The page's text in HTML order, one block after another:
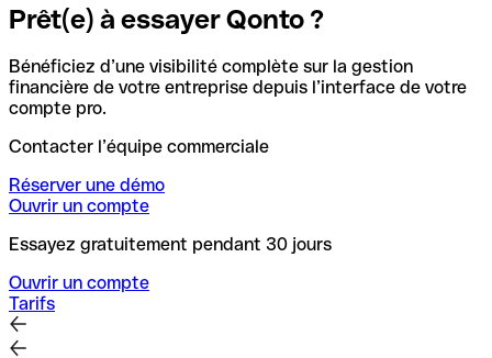
Prêt(e) à essayer Qonto ?
Bénéficiez d’une visibilité complète sur la gestion
financière de votre entreprise depuis l’interface de votre
compte pro.
Contacter l’équipe commerciale
Réserver une démo
Ouvrir un compte
Essayez gratuitement pendant 30 jours
Ouvrir un compte
Tarifs